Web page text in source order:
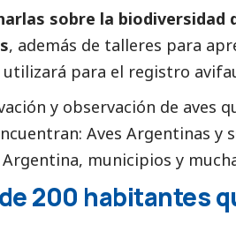
sobre la biodiversidad
, además de talleres para
para el registro
y observación de aves
Aves Argentinas y
municipios y
200 habitantes